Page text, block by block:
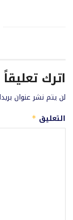
اترك تعليقاً
لن يتم نشر عنوان
التعليق *